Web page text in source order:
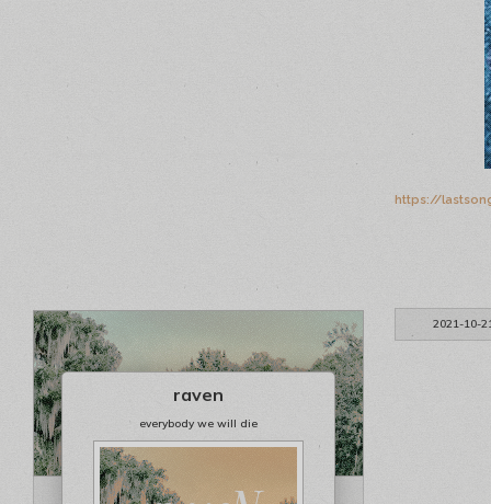
https://
2021-10-
raven
everybody we will die